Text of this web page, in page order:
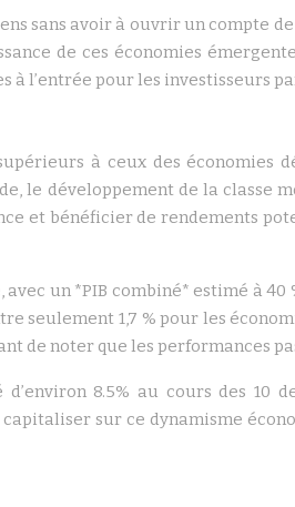
sans avoir à ouvrir un compte
de ces économies
l’entrée pour les investisseurs
à ceux des économies
le développement de la classe
et bénéficier de rendements
un *PIB combiné* estimé à 40
seulement 1,7 % pour les
de noter que les performances
8.5% au cours des 10
capitaliser sur ce dynamisme